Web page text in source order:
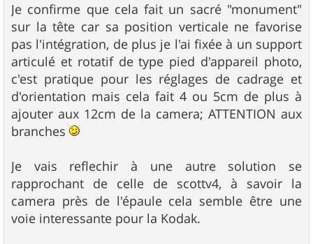
Je confirme que cela fait un sacré "monument"
sur la tête car sa position verticale ne favorise
pas l'intégration, de plus je l'ai fixée à un support
articulé et rotatif de type pied d'appareil photo,
c'est pratique pour les réglages de cadrage et
d'orientation mais cela fait 4 ou 5cm de plus à
ajouter aux 12cm de la camera; ATTENTION aux
branches
Je vais reflechir à une autre solution se
rapprochant de celle de scottv4, à savoir la
camera près de l'épaule cela semble être une
voie interessante pour la Kodak.